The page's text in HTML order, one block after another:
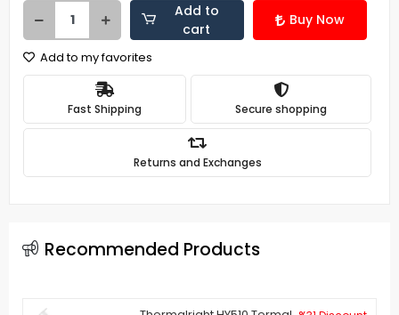
Add to
cart
Buy Now
Add to my favorites
Fast Shipping Secure shopping
Returns and Exchanges
Recommended Products